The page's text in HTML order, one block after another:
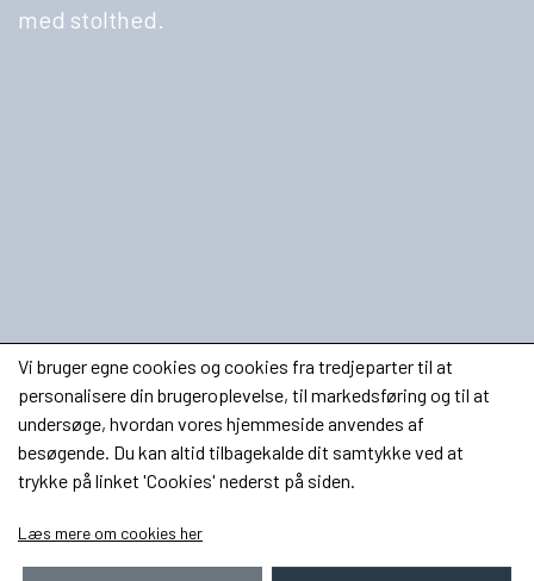
med stolthed.
Vi bruger egne cookies og cookies fra tredjeparter til at
personalisere din brugeroplevelse, til markedsføring og til at
undersøge, hvordan vores hjemmeside anvendes af
besøgende. Du kan altid tilbagekalde dit samtykke ved at
trykke på linket 'Cookies' nederst på siden.
Læs mere om cookies her